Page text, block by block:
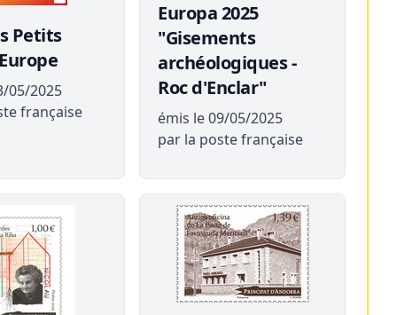
Petits
05/2025
française
Europa 2025
"Gisements
archéologiques -
Roc d'Enclar"
émis le 09/05/2025
par la poste française